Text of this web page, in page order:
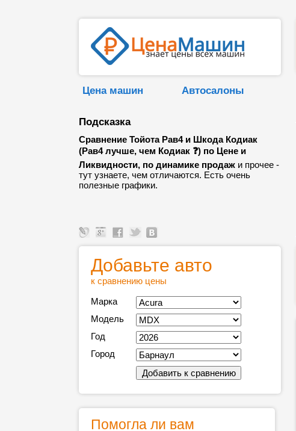
Цена машин Автосалоны
Подсказка
Сравнение Тойота Рав4 и Шкода Кодиак
(Рав4 лучше, чем Кодиак ❓) по Цене и
Ликвидности, по динамике продаж и прочее -
тут узнаете, чем отличаются. Есть очень
полезные графики.
Добавьте авто
к сравнению цены
Марка
Модель
Год
Город
Помогла ли вам